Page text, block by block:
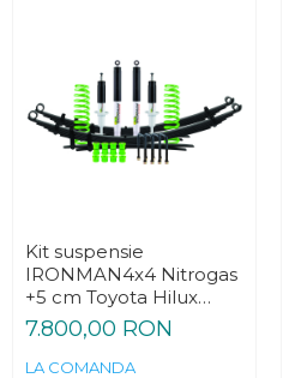
Kit suspensie
IRONMAN4x4 Nitrogas
+5 cm Toyota Hilux
2005-2015
7.800,00 RON
LA COMANDA